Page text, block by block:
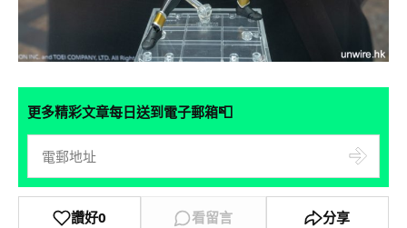
更多精彩文章每日送到電子郵箱📮
讚好0 看留言 分享